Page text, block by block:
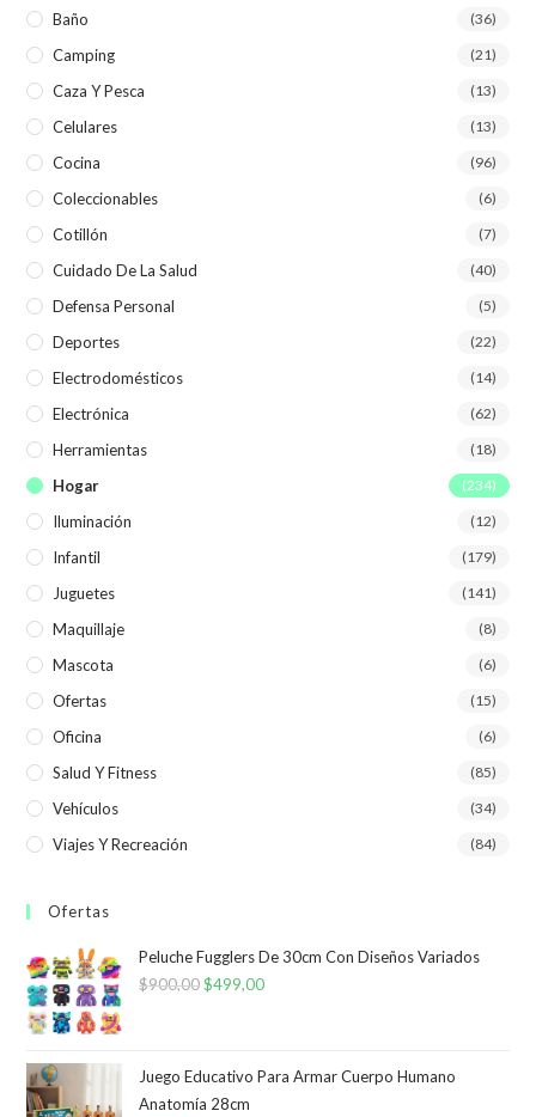
Baño (36)
Camping (21)
Caza Y Pesca (13)
Celulares (13)
Cocina (96)
Coleccionables (6)
Cotillón (7)
Cuidado De La Salud (40)
Defensa Personal (5)
Deportes (22)
Electrodomésticos (14)
Electrónica (62)
Herramientas (18)
Hogar (234)
Iluminación (12)
Infantil (179)
Juguetes (141)
Maquillaje (8)
Mascota (6)
Ofertas (15)
Oficina (6)
Salud Y Fitness (85)
Vehículos (34)
Viajes Y Recreación (84)
Ofertas
Peluche Fugglers De 30cm Con Diseños Variados
$900,00El
era:
$900,00.
$499,00El
es:
Juego Educativo Para Armar Cuerpo Humano
Anatomía 28cm